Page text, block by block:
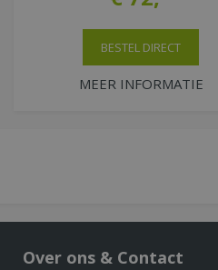
MEER INFORMATIE
BESTEL DIRECT
Over ons & Contact